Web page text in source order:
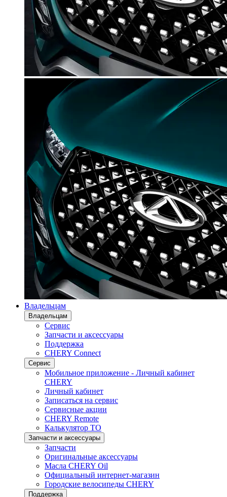
Владельцам
Владельцам
Сервис
Запчасти и аксессуары
Поддержка
CHERY Connect
Сервис
Мобильное приложение - Личный кабинет
CHERY
Личный кабинет
Записаться на сервис
Сервисные акции
CHERY Remote
Калькулятор ТО
Запчасти и аксессуары
Запчасти
Оригинальные аксессуары
Масла CHERY Oil
Официальный интернет-магазин
Городские велосипеды CHERY
Поддержка